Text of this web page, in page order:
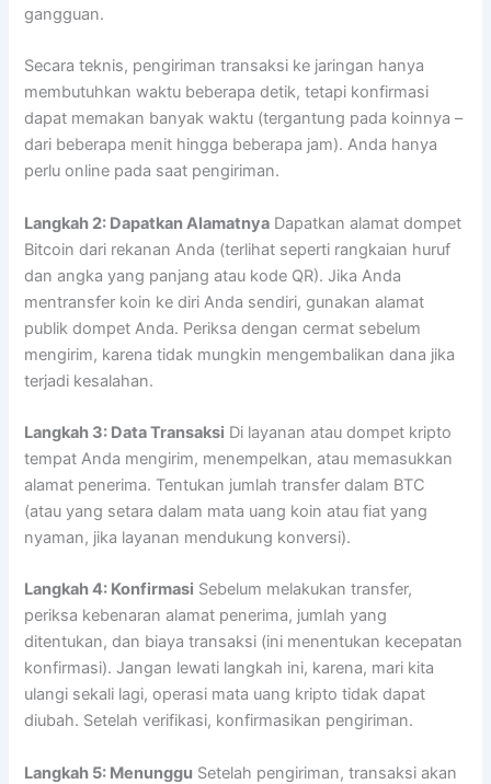
gangguan.
Secara teknis, pengiriman transaksi ke jaringan hanya
membutuhkan waktu beberapa detik, tetapi konfirmasi
dapat memakan banyak waktu (tergantung pada koinnya –
dari beberapa menit hingga beberapa jam). Anda hanya
perlu online pada saat pengiriman.
Langkah 2: Dapatkan Alamatnya Dapatkan alamat dompet
Bitcoin dari rekanan Anda (terlihat seperti rangkaian huruf
dan angka yang panjang atau kode QR). Jika Anda
mentransfer koin ke diri Anda sendiri, gunakan alamat
publik dompet Anda. Periksa dengan cermat sebelum
mengirim, karena tidak mungkin mengembalikan dana jika
terjadi kesalahan.
Langkah 3: Data Transaksi Di layanan atau dompet kripto
tempat Anda mengirim, menempelkan, atau memasukkan
alamat penerima. Tentukan jumlah transfer dalam BTC
(atau yang setara dalam mata uang koin atau fiat yang
nyaman, jika layanan mendukung konversi).
Langkah 4: Konfirmasi Sebelum melakukan transfer,
periksa kebenaran alamat penerima, jumlah yang
ditentukan, dan biaya transaksi (ini menentukan kecepatan
konfirmasi). Jangan lewati langkah ini, karena, mari kita
ulangi sekali lagi, operasi mata uang kripto tidak dapat
diubah. Setelah verifikasi, konfirmasikan pengiriman.
Langkah 5: Menunggu Setelah pengiriman, transaksi akan